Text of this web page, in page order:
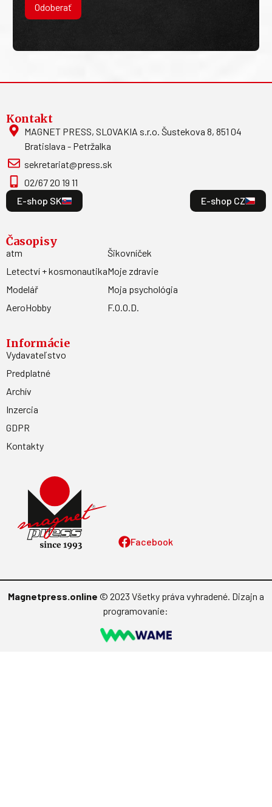
Odoberať
Facebook
Kontakt
MAGNET PRESS, SLOVAKIA s.r.o. Šustekova 8, 851 04
Bratislava - Petržalka
sekretariat@press.sk
02/67 20 19 11
E-shop SK
E-shop CZ
Časopisy
atm
Letectví + kosmonautika
Modelář
AeroHobby
Šikovníček
Moje zdravie
Moja psychológia
F.O.O.D.
Informácie
Vydavateľstvo
Predplatné
Archív
Inzercia
GDPR
Kontakty
Magnetpress.online © 2023 Všetky práva vyhradené. Dizajn a
programovanie: